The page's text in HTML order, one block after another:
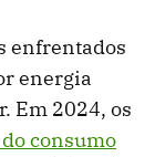
enfrentados
energia
Em 2024, os
consumo